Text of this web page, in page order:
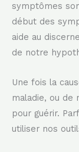
symptômes
début des
aide au
de notre
Une fois la
maladie, ou de
pour guérir.
utiliser nos